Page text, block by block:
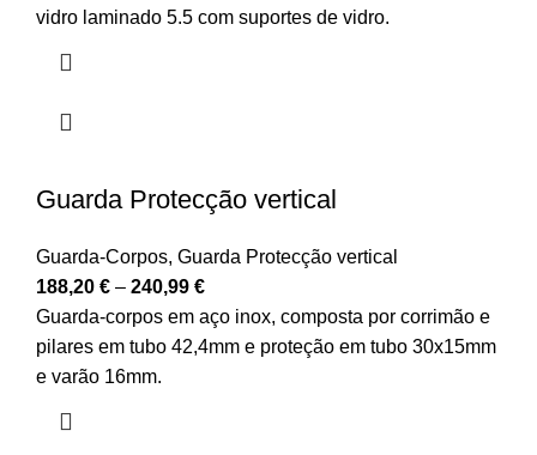
vidro laminado 5.5 com suportes de vidro.
Guarda Protecção vertical
Guarda-Corpos, Guarda Protecção vertical
188,20 € – 240,99 €
Guarda-corpos em aço inox, composta por corrimão e
pilares em tubo 42,4mm e proteção em tubo 30x15mm
e varão 16mm.